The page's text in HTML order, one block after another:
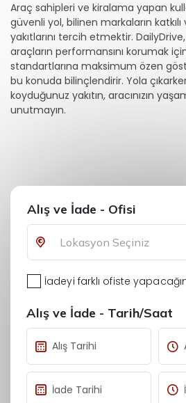
Araç sahipleri ve kiralama yapan
güvenli yol, bilinen markaların
yakıtlarını tercih etmektir.
araçların performansını korumak
standartlarına maksimum özen
bu konuda bilinçlendirir. Yola
koyduğunuz yakıtın, aracınızın
unutmayın.
Alış ve İade - Ofisi
Lokasyon Seçiniz
İadeyi farklı ofiste
Alış ve İade - Tarih/Saat